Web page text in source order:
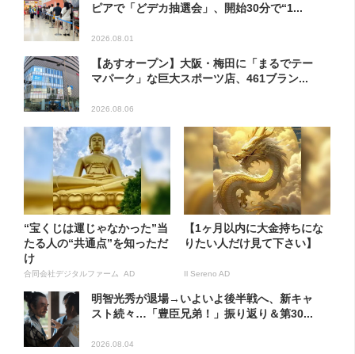
ピアで「どデカ抽選会」、開始30分で“1...
2026.08.01
【あすオープン】大阪・梅田に「まるでテー
マパーク」な巨大スポーツ店、461ブラン...
2026.08.06
“宝くじは運じゃなかった”当
たる人の“共通点”を知っただ
け
合同会社デジタルファーム AD
【1ヶ月以内に大金持ちにな
りたい人だけ見て下さい】
Il Sereno AD
明智光秀が退場→いよいよ後半戦へ、新キャ
スト続々…「豊臣兄弟！」振り返り＆第30...
2026.08.04